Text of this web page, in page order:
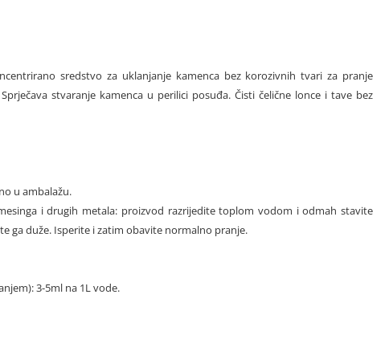
sredstvo za uklanjanje kamenca bez korozivnih tvari za pranje
stvaranje kamenca u perilici posuđa. Čisti čelične lonce i tave bez
u ambalažu.
i drugih metala: proizvod razrijedite toplom vodom i odmah stavite
ga duže. Isperite i zatim obavite normalno pranje.
3-5ml na 1L vode.